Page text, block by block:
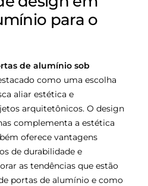
para o
de alumínio sob
como uma escolha
aliar estética e
arquitetônicos. O design
complementa a estética
oferece vantagens
de durabilidade e
as tendências que estão
portas de alumínio e como